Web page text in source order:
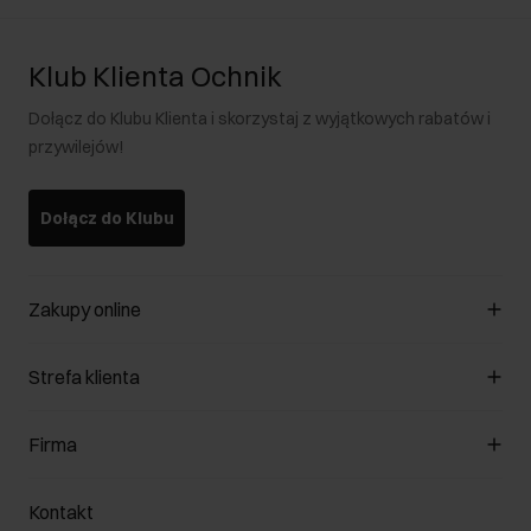
Klub Klienta Ochnik
Dołącz do Klubu Klienta i skorzystaj z wyjątkowych rabatów i
przywilejów!
Dołącz do Klubu
Zakupy online
Zarządzaj cookies
Formy płatności
Jak dokonać zwrotu?
Strefa klienta
Klub Klienta
Zwróć produkty
Firma
O nas
Kontakt